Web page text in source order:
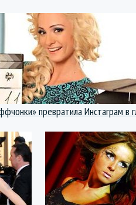
превратила Инстаграм в